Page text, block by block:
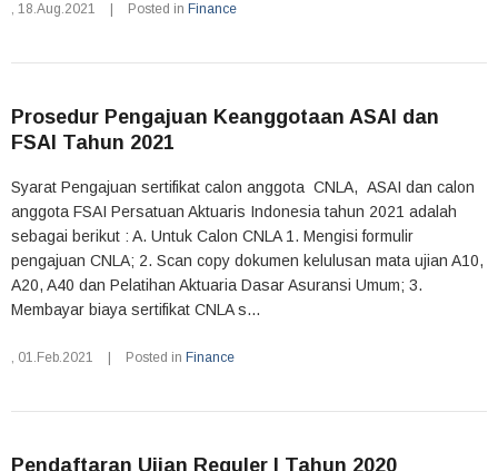
, 18.Aug.2021 Posted in Finance
Prosedur Pengajuan Keanggotaan ASAI dan
FSAI Tahun 2021
Syarat Pengajuan sertifikat calon anggota CNLA, ASAI dan calon
anggota FSAI Persatuan Aktuaris Indonesia tahun 2021 adalah
sebagai berikut : A. Untuk Calon CNLA 1. Mengisi formulir
pengajuan CNLA; 2. Scan copy dokumen kelulusan mata ujian A10,
A20, A40 dan Pelatihan Aktuaria Dasar Asuransi Umum; 3.
Membayar biaya sertifikat CNLA s...
, 01.Feb.2021 Posted in Finance
Pendaftaran Ujian Reguler I Tahun 2020